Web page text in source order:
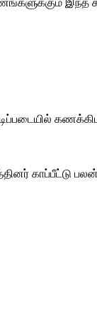
இந்த
காப்பீட்டு